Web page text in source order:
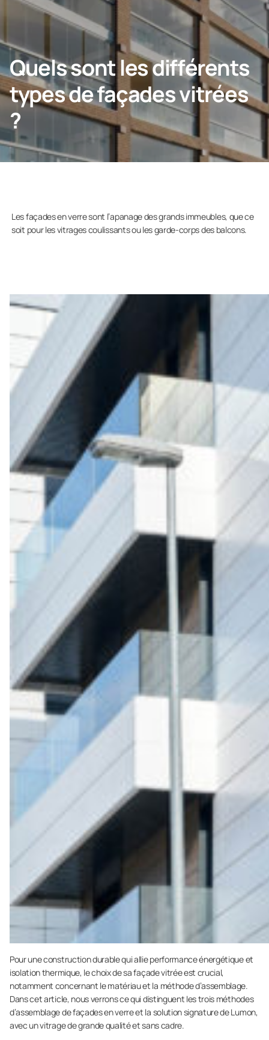
Particulier
Entreprise
NOUS CONTACTER
Quels sont les différents
types de façades vitrées
?
Les façades en verre sont l’apanage des grands immeubles, que ce
soit pour les vitrages coulissants ou les garde-corps des balcons.
Pour une construction durable qui allie performance énergétique et
isolation thermique, le choix de sa façade vitrée est crucial,
notamment concernant le matériau et la méthode d’assemblage.
Dans cet article, nous verrons ce qui distinguent les trois méthodes
d’assemblage de façades en verre et la solution signature de Lumon,
avec un vitrage de grande qualité et sans cadre.